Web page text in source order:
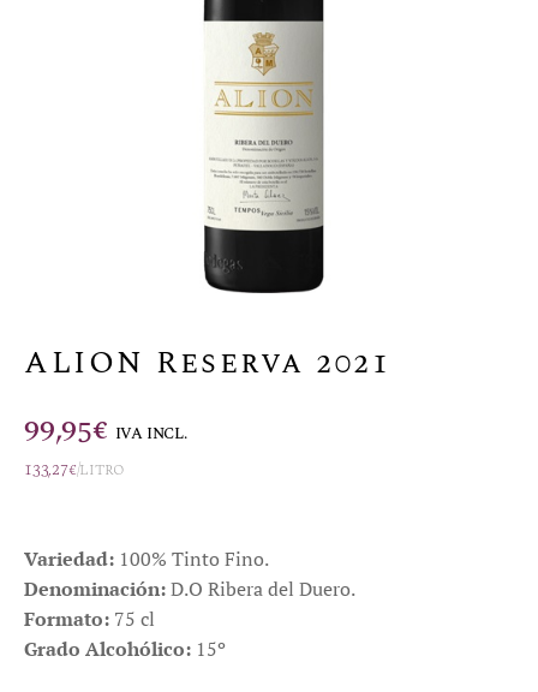
ALION Reserva 2021
99,95€ IVA INCL.
133,27€/litro
Variedad: 100% Tinto Fino.
Denominación:D.O Ribera del Duero.
Formato: 75 cl
Grado Alcohólico: 15º